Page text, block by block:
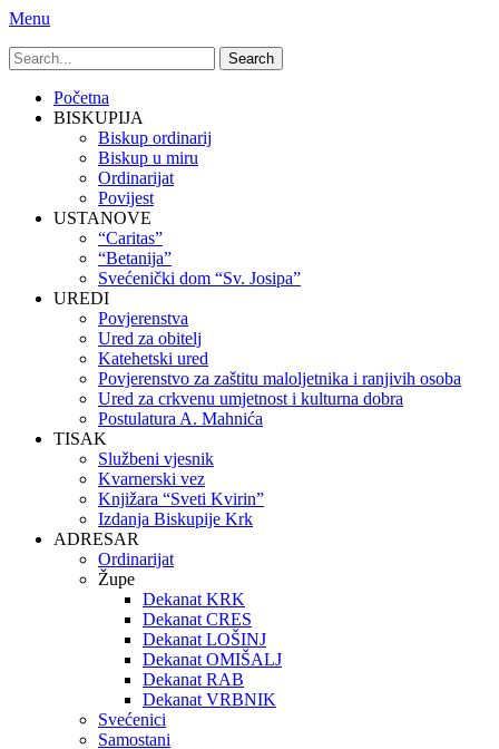
Menu
Search
for:
Primary
Menu
Skip
Početna
BISKUPIJA
Biskup ordinarij
Biskup u miru
Ordinarijat
Povijest
USTANOVE
“Caritas”
“Betanija”
Svećenički dom “Sv. Josipa”
UREDI
Povjerenstva
Ured za obitelj
Katehetski ured
Povjerenstvo za zaštitu maloljetnika i ranjivih osoba
Ured za crkvenu umjetnost i kulturna dobra
Postulatura A. Mahnića
TISAK
Službeni vjesnik
Kvarnerski vez
Knjižara “Sveti Kvirin”
Izdanja Biskupije Krk
ADRESAR
Ordinarijat
Župe
Dekanat KRK
Dekanat CRES
Dekanat LOŠINJ
Dekanat OMIŠALJ
Dekanat RAB
Dekanat VRBNIK
Svećenici
Samostani